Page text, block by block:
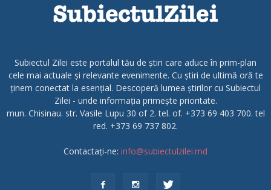
Subiectul Zilei este portalul tău de știri care aduce în prim-plan
cele mai actuale și relevante evenimente. Cu știri de ultimă oră te
ținem conectat la esențial. Descoperă lumea știrilor cu Subiectul
Zilei - unde informația primește prioritate.
mun. Chisinau. str. Vasile Lupu 30 of 2. tel. of. +373 69 403 700. tel
red. +373 69 737 802.
Contactați-ne: info@subiectulzilei.md